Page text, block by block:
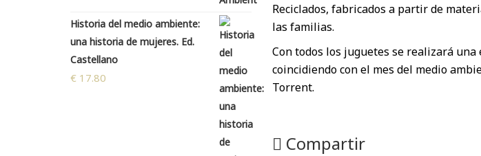
Reciclados, fabricados a partir de
las familias.
Con todos los juguetes se realizará
coincidiendo con el mes del medio
Torrent.
Compartir
Historia del medio ambiente:
una historia de mujeres. Ed.
Castellano
€ 17.80